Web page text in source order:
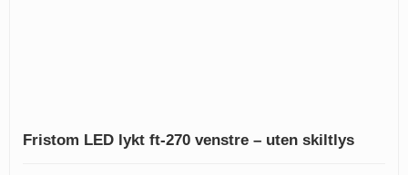
Fristom LED lykt ft-270 venstre – uten skiltlys